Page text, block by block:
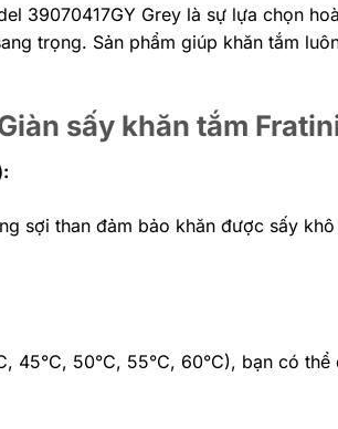
39070417GY Grey là sự lựa chọn
trọng. Sản phẩm giúp khăn tắm
sấy khăn tắm
sợi than đảm bảo khăn được sấy
45°C, 50°C, 55°C, 60°C), bạn có